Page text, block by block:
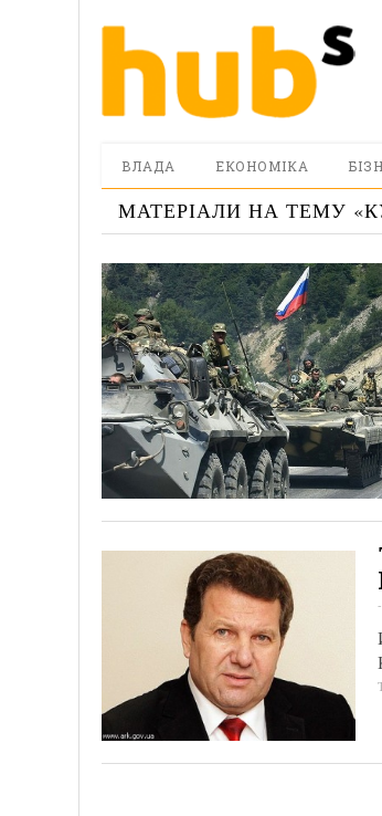
ВЛАДА ЕКОНОМІКА
МАТЕРІАЛИ НА ТЕМУ «
-